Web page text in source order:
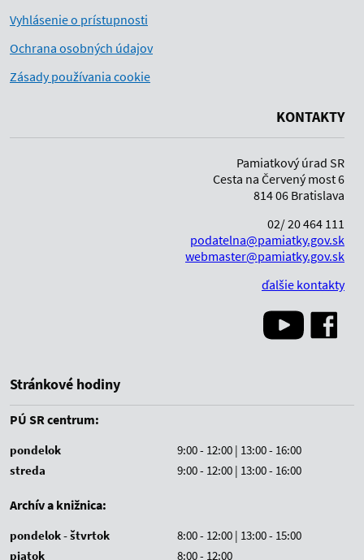
Vyhlásenie o prístupnosti
Ochrana osobných údajov
Zásady používania cookie
KONTAKTY
Pamiatkový úrad SR
Cesta na Červený most 6
814 06 Bratislava
02/ 20 464 111
podatelna@pamiatky.gov.sk
webmaster@pamiatky.gov.sk
ďalšie kontakty
Stránkové hodiny
PÚ SR centrum:
pondelok
9:00 - 12:00 | 13:00 - 16:00
streda
9:00 - 12:00 | 13:00 - 16:00
Archív a knižnica:
pondelok - štvrtok
8:00 - 12:00 | 13:00 - 15:00
piatok
8:00 - 12:00